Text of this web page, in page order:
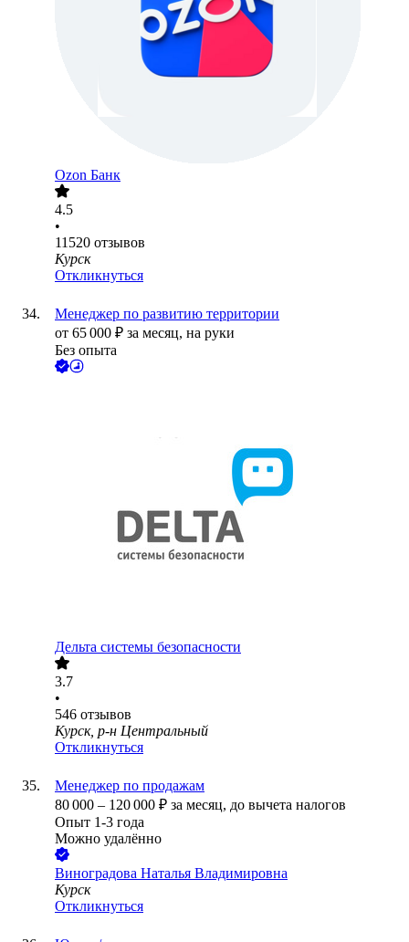
Ozon Банк
4.5
•
11520 отзывов
Курск
Откликнуться
Менеджер по развитию территории
от 65 000 ₽ за месяц, на руки
Без опыта
Дельта системы безопасности
3.7
•
546 отзывов
Курск, р-н Центральный
Откликнуться
Менеджер по продажам
80 000 – 120 000 ₽ за месяц, до вычета налогов
Опыт 1-3 года
Можно удалённо
Виноградова Наталья Владимировна
Курск
Откликнуться